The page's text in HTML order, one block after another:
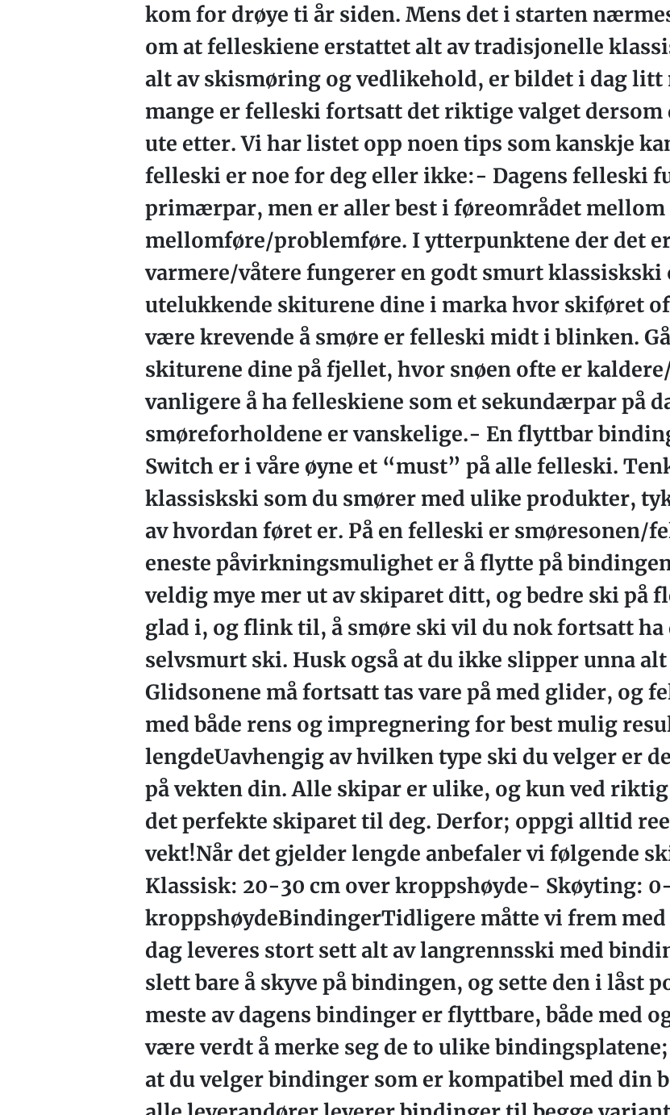
kom for drøye ti år siden. Mens det i starten
om at felleskiene erstattet alt av tradisjonelle
alt av skismøring og vedlikehold, er bildet i dag litt
mange er felleski fortsatt det riktige valget dersom
ute etter. Vi har listet opp noen tips som kanskje
felleski er noe for deg eller ikke:- Dagens felleski
primærpar, men er aller best i føreområdet mellom
mellomføre/problemføre. I ytterpunktene der det
varmere/våtere fungerer en godt smurt klassiskski
utelukkende skiturene dine i marka hvor skiføret
være krevende å smøre er felleski midt i blinken.
skiturene dine på fjellet, hvor snøen ofte er
vanligere å ha felleskiene som et sekundærpar på
smøreforholdene er vanskelige.- En flyttbar
Switch er i våre øyne et “must” på alle felleski.
klassiskski som du smører med ulike produkter,
av hvordan føret er. På en felleski er smøresonen/
eneste påvirkningsmulighet er å flytte på
veldig mye mer ut av skiparet ditt, og bedre ski på
glad i, og flink til, å smøre ski vil du nok fortsatt ha
selvsmurt ski. Husk også at du ikke slipper unna
Glidsonene må fortsatt tas vare på med glider, og
med både rens og impregnering for best mulig
lengdeUavhengig av hvilken type ski du velger er
på vekten din. Alle skipar er ulike, og kun ved
det perfekte skiparet til deg. Derfor; oppgi alltid
vekt!Når det gjelder lengde anbefaler vi følgende
Klassisk: 20-30 cm over kroppshøyde- Skøyting:
kroppshøydeBindingerTidligere måtte vi frem
dag leveres stort sett alt av langrennsski med
slett bare å skyve på bindingen, og sette den i låst
meste av dagens bindinger er flyttbare, både med
være verdt å merke seg de to ulike
at du velger bindinger som er kompatibel med din